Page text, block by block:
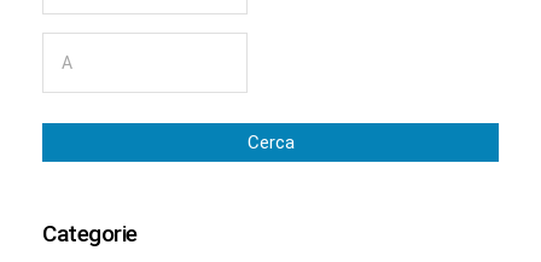
Cerca
Categorie